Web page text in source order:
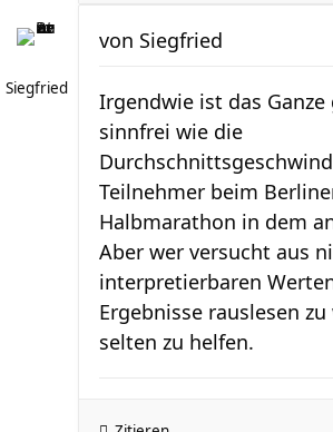
Siegfried
von Siegfried
Irgendwie ist das Ganze
sinnfrei wie die
Teilnehmer beim
Halbmarathon in dem
Aber wer versucht aus
interpretierbaren
Ergebnisse rauslesen
selten zu helfen.